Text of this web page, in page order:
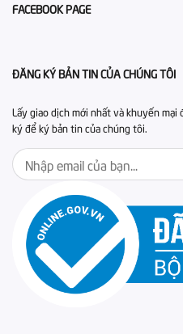
FACEBOOK PAGE
ĐĂNG KÝ BẢN TIN CỦA CHÚNG TÔI
Lấy giao dịch mới nhất và khuyến mại
ký để ký bản tin của chúng tôi.